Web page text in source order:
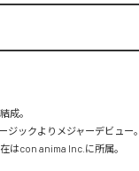
成。
ジックよりメジャーデビュー。
はcon anima Inc.に所属。